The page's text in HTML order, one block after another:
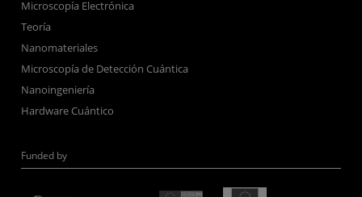
Microscopía Electrónica
Teoría
Nanomateriales
Microscopía de Detección Cuántica
Nanoingeniería
Hardware Cuántico
Funded by